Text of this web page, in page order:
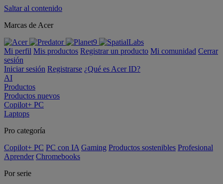
Saltar al contenido
Marcas de Acer
Mi perfil Mis productos Registrar un producto Mi comunidad Cerrar
sesión
Iniciar sesión Registrarse ¿Qué es Acer ID?
AI
Productos
Productos nuevos
Copilot+ PC
Laptops
Pro categoría
Copilot+ PC PC con IA Gaming Productos sostenibles Profesional
Aprender Chromebooks
Por serie